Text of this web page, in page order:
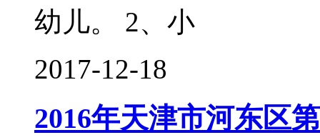
幼儿。 2、小
2017-12-18
2016年天津市河东区